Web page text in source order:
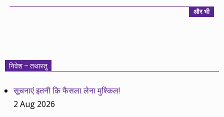
और भी
निवेश – तथास्तु
सूचनाएं इतनी कि फैसला लेना मुश्किल!
2 Aug 2026